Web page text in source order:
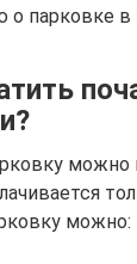
парковке в
можно
можно: